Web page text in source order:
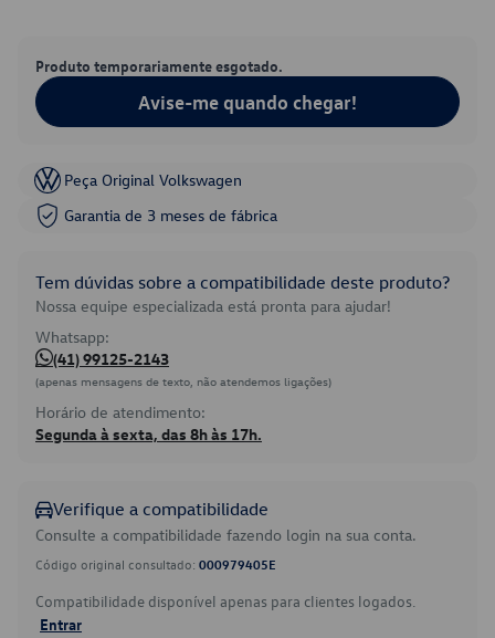
Produto temporariamente esgotado.
Avise-me quando chegar!
Peça Original Volkswagen
Garantia de 3 meses de fábrica
Tem dúvidas sobre a compatibilidade deste produto?
Nossa equipe especializada está pronta para ajudar!
Whatsapp:
(41) 99125-2143
(apenas mensagens de texto, não atendemos ligações)
Horário de atendimento:
Segunda à sexta, das 8h às 17h.
Verifique a compatibilidade
Consulte a compatibilidade fazendo login na sua conta.
Código original consultado: 000979405E
Compatibilidade disponível apenas para clientes logados.
Entrar